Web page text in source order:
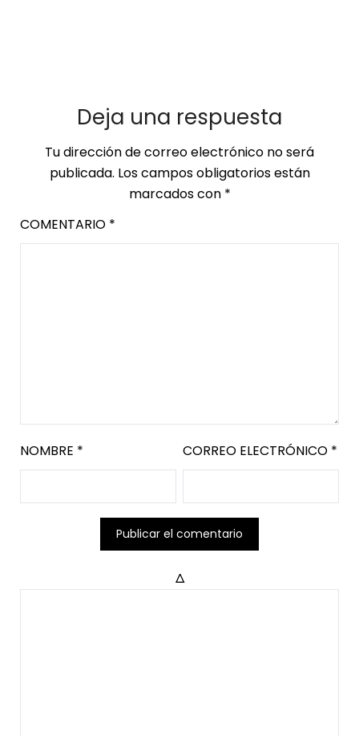
Deja una respuesta
Tu dirección de correo electrónico no será
publicada. Los campos obligatorios están
marcados con *
COMENTARIO *
NOMBRE * CORREO ELECTRÓNICO *
Δ